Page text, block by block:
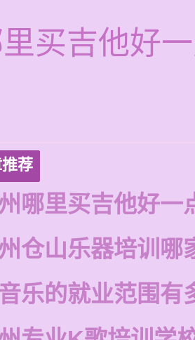
买吉他好
荐
哪里买吉他好一
仓山乐器培训哪
乐的就业范围有